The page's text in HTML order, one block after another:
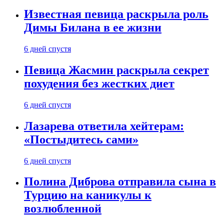
Известная певица раскрыла роль
Димы Билана в ее жизни
6 дней спустя
Певица Жасмин раскрыла секрет
похудения без жестких диет
6 дней спустя
Лазарева ответила хейтерам:
«Постыдитесь сами»
6 дней спустя
Полина Диброва отправила сына в
Турцию на каникулы к
возлюбленной